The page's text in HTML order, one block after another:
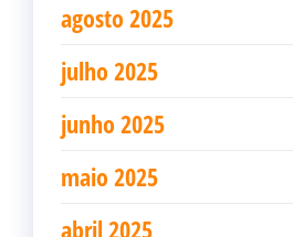
agosto 2025
julho 2025
junho 2025
maio 2025
abril 2025